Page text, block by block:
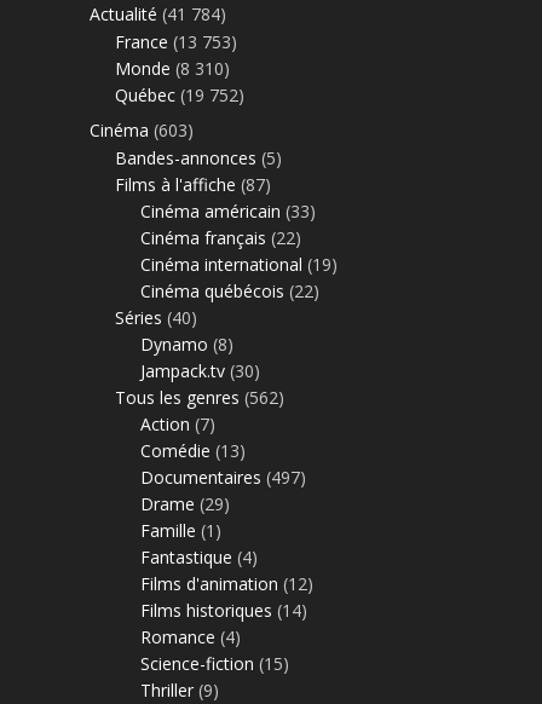
Actualité (41 784)
France (13 753)
Monde (8 310)
Québec (19 752)
Cinéma (603)
Bandes-annonces (5)
Films à l'affiche (87)
Cinéma américain (33)
Cinéma français (22)
Cinéma international (19)
Cinéma québécois (22)
Séries (40)
Dynamo (8)
Jampack.tv (30)
Tous les genres (562)
Action (7)
Comédie (13)
Documentaires (497)
Drame (29)
Famille (1)
Fantastique (4)
Films d'animation (12)
Films historiques (14)
Romance (4)
Science-fiction (15)
Thriller (9)